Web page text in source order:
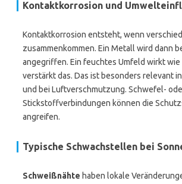
Kontaktkorrosion und
Kontaktkorrosion entsteht, wenn
zusammenkommen. Ein Metall wird dann
angegriffen. Ein feuchtes Umfeld wirkt
verstärkt das. Das ist besonders relevant
und bei Luftverschmutzung. Schwefel-
Stickstoffverbindungen können die
angreifen.
Typische Schwachstellen bei
Schweißnähte haben lokale